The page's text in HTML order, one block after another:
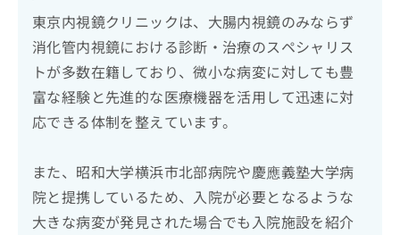
東京内視鏡クリニックは、大腸内視鏡のみならず
消化管内視鏡における診断・治療のスペシャリス
トが多数在籍しており、微小な病変に対しても豊
富な経験と先進的な医療機器を活用して迅速に対
応できる体制を整えています。
また、昭和大学横浜市北部病院や慶應義塾大学病
院と提携しているため、入院が必要となるような
大きな病変が発見された場合でも入院施設を紹介